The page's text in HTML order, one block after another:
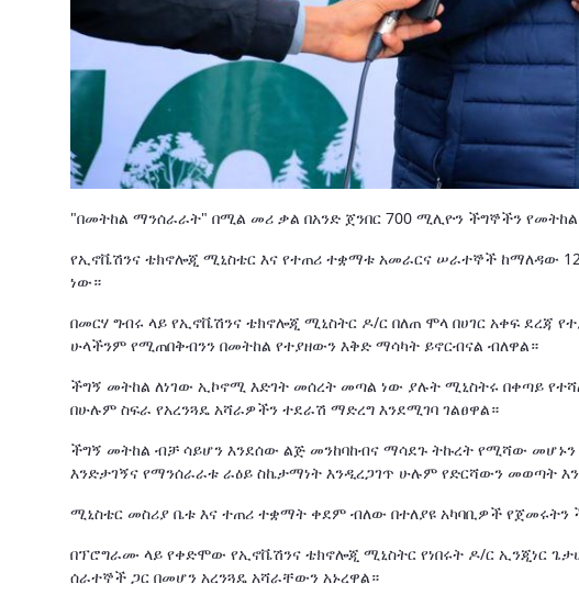
"በመትከል ማንሰራራት" በሚል መሪ ቃል በአንድ ጀንበር 700 ሚሊዮን ችግኞችን የመትከል
የኢኖቬሽንና ቴክኖሎጂ ሚኒስቴር እና የተጠሪ ተቋማቱ አመራርና ሠራተኞች ከማለዳው
ነው።
በመርሃ ግብሩ ላይ የኢኖቬሽንና ቴክኖሎጂ ሚኒስትር ዶ/ር በለጠ ሞላ በሀገር አቀፍ ደረጃ
ሁላችንም የሚጠበቅብንን በመትከል የተያዘውን እቅድ ማሳካት ይኖርብናል ብለዋል።
ችግኝ መትከል ለነገው ኢኮኖሚ እድገት መሰረት መጣል ነው ያሉት ሚኒስትሩ በቀጣይ
በሁሉም ስፍራ የአረንጓዴ አሻራዎችን ተደራሽ ማድረግ እንደሚገባ ገልፀዋል።
ችግኝ መትከል ብቻ ሳይሆን እንደሰው ልጅ መንከባከብና ማሳደጉ ትኩረት የሚሻው
እንድታገኝና የማንሰራራቱ ራዕይ ስኬታማነት እንዲረጋገጥ ሁሉም የድርሻውን መወጣት
ሚኒስቴር መስሪያ ቤቱ እና ተጠሪ ተቋማት ቀደም ብለው በተለያዩ አካባቢዎች
በፕሮግራሙ ላይ የቀድሞው የኢኖቬሽንና ቴክኖሎጂ ሚኒስትር የነበሩት ዶ/ር ኢንጂነር
ሰራተኞች ጋር በመሆን አረንጓዴ አሻራቸውን አኑረዋል።